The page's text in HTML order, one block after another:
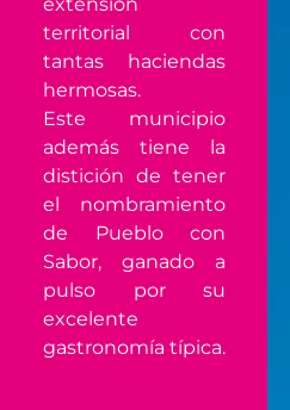
territorial con
tantas haciendas
hermosas.
Este municipio
además tiene la
distición de tener
el nombramiento
de Pueblo con
Sabor, ganado a
pulso por su
excelente
gastronomía típica.